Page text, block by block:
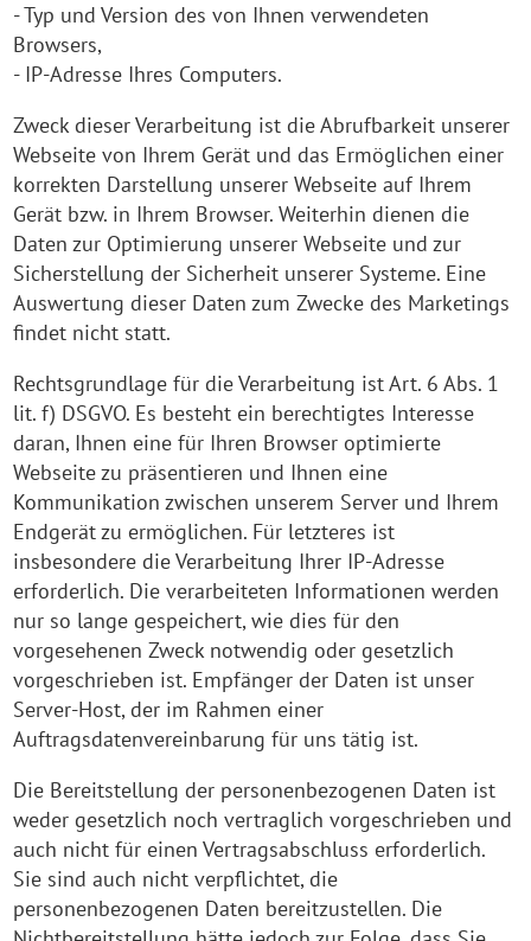
- Typ und Version des von Ihnen verwendeten
Browsers,
- IP-Adresse Ihres Computers.
Zweck dieser Verarbeitung ist die Abrufbarkeit unserer
Webseite von Ihrem Gerät und das Ermöglichen einer
korrekten Darstellung unserer Webseite auf Ihrem
Gerät bzw. in Ihrem Browser. Weiterhin dienen die
Daten zur Optimierung unserer Webseite und zur
Sicherstellung der Sicherheit unserer Systeme. Eine
Auswertung dieser Daten zum Zwecke des Marketings
findet nicht statt.
Rechtsgrundlage für die Verarbeitung ist Art. 6 Abs. 1
lit. f) DSGVO. Es besteht ein berechtigtes Interesse
daran, Ihnen eine für Ihren Browser optimierte
Webseite zu präsentieren und Ihnen eine
Kommunikation zwischen unserem Server und Ihrem
Endgerät zu ermöglichen. Für letzteres ist
insbesondere die Verarbeitung Ihrer IP-Adresse
erforderlich. Die verarbeiteten Informationen werden
nur so lange gespeichert, wie dies für den
vorgesehenen Zweck notwendig oder gesetzlich
vorgeschrieben ist. Empfänger der Daten ist unser
Server-Host, der im Rahmen einer
Auftragsdatenvereinbarung für uns tätig ist.
Die Bereitstellung der personenbezogenen Daten ist
weder gesetzlich noch vertraglich vorgeschrieben und
auch nicht für einen Vertragsabschluss erforderlich.
Sie sind auch nicht verpflichtet, die
personenbezogenen Daten bereitzustellen. Die